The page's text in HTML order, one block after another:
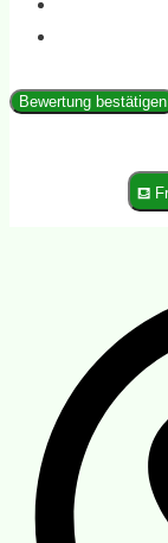
Bewertung bestätigen
⛾